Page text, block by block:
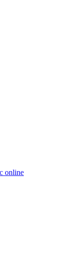
online